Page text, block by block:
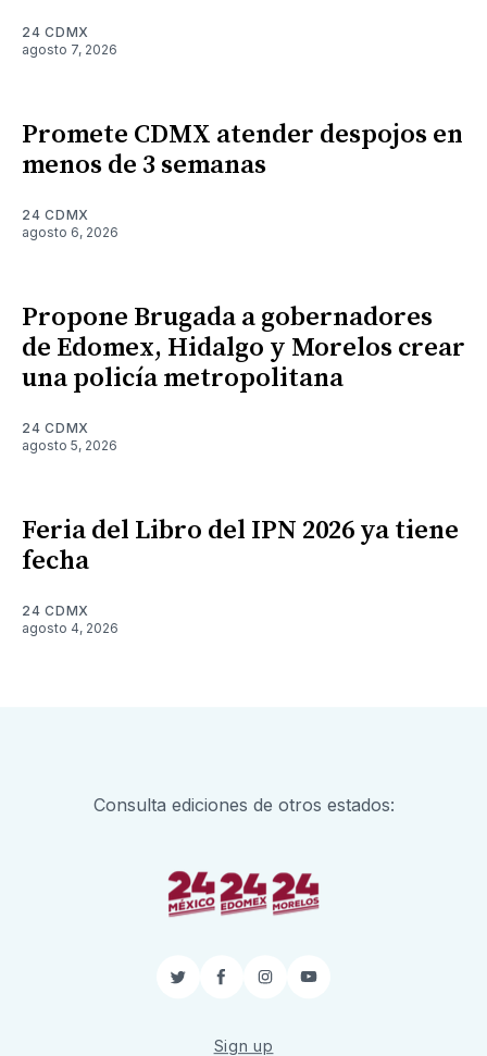
24 CDMX
agosto 7, 2026
Promete CDMX atender despojos en
menos de 3 semanas
24 CDMX
agosto 6, 2026
Propone Brugada a gobernadores
de Edomex, Hidalgo y Morelos crear
una policía metropolitana
24 CDMX
agosto 5, 2026
Feria del Libro del IPN 2026 ya tiene
fecha
24 CDMX
agosto 4, 2026
Consulta ediciones de otros estados:
TwitterFacebook
InstagramYouTube
Sign up